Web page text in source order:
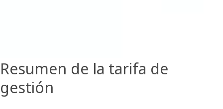
Resumen de la tarifa de
gestión